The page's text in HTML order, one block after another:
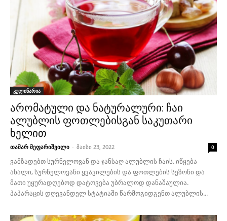
კულინარია
არომატული და ნატურალური: ჩაი
ალუბლის ფოთლებისგან საკუთარი
ხელით
თამარ მეფარიშვილი - მაისი 23, 2022 0
ვამზადებთ სურნელოვან და ჯანსაღ ალუბლის ჩაის. იწყება
ახალი, სურნელოვანი ყვავილების და ფოთლების სეზონი და
მათი უყურადღებოდ დატოვება უბრალოდ დანაშაულია.
პაპარაცის დღევანდელ სტატიაში წარმოგიდგენთ ალუბლის...